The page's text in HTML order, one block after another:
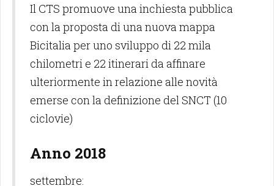
Il CTS promuove una inchiesta pubblica
con la proposta di una nuova mappa
Bicitalia per uno sviluppo di 22 mila
chilometri e 22 itinerari da affinare
ulteriormente in relazione alle novità
emerse con la definizione del SNCT (10
ciclovie)
Anno 2018
settembre: